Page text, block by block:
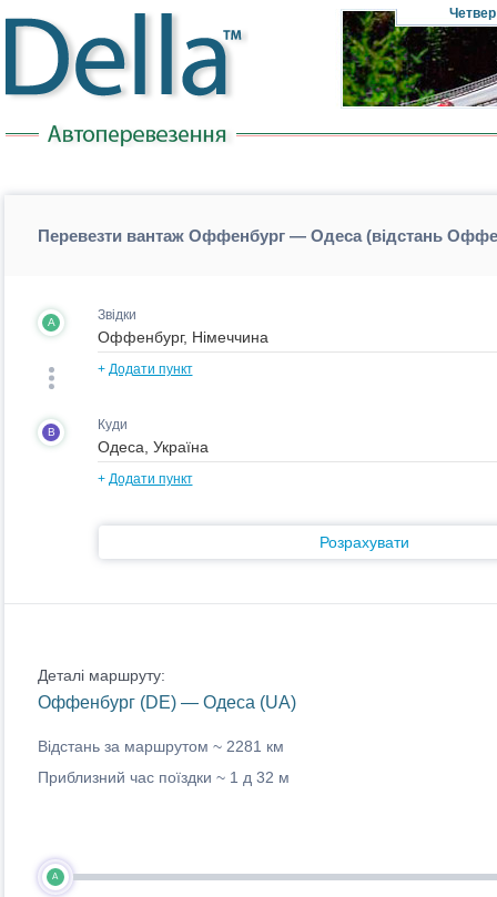
Четвер
Перевезти вантаж Оффенбург — Одеса (відстань
A Звідки
+ Додати пункт
B Куди
+ Додати пункт
Розрахувати
Деталі маршруту:
Оффенбург (DE) — Одеса (UA)
Відстань за маршрутом ~ 2281 км
Приблизний час поїздки ~ 1 д 32 м
A